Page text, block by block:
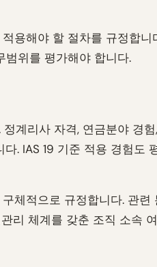
용해야 할 절차를 규정합니
범위를 평가해야 합니다.
계리사 자격, 연금분야 경
. IAS 19 기준 적용 경험도
체적으로 규정합니다. 관련
리 체계를 갖춘 조직 소속